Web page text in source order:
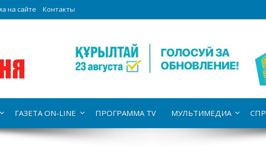
на сайте Контакты
ГАЗЕТА ON-LINE ПРОГРАММА TV МУЛЬТИМЕДИА